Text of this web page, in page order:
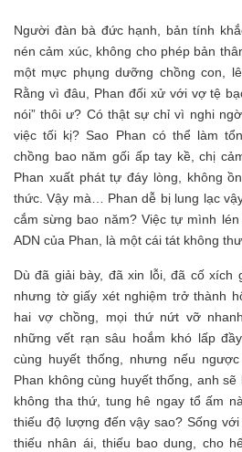
Người đàn bà đức hạnh, bản tính
nén cảm xúc, không cho phép bản
một mực phụng dưỡng chồng con,
Rằng vì đâu, Phan đối xử với vợ tệ
nói” thôi ư? Có thật sự chỉ vì nghi
việc tối kị? Sao Phan có thể làm
chồng bao năm gối ấp tay kề, chị
Phan xuất phát tự đáy lòng, không
thức. Vậy mà… Phan dễ bị lung lạc
cắm sừng bao năm? Việc tự mình
ADN của Phan, là một cái tát không
Dù đã giải bày, đã xin lỗi, đã cố xích
nhưng tờ giấy xét nghiệm trở thành
hai vợ chồng, mọi thứ nứt vỡ
những vết rạn sâu hoắm khó lấp
cùng huyết thống, nhưng nếu
Phan không cùng huyết thống, anh
không tha thứ, tung hê ngay tổ ấm
thiếu độ lượng đến vậy sao? Sống
thiếu nhân ái, thiếu bao dung, cho